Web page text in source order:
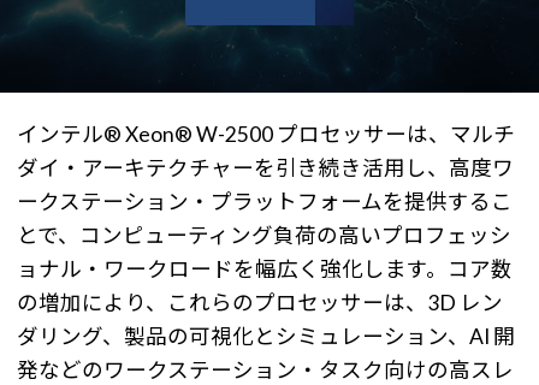
インテル® Xeon® W-2500 プロセッサーは、マルチ
ダイ・アーキテクチャーを引き続き活用し、高度ワ
ークステーション・プラットフォームを提供するこ
とで、コンピューティング負荷の高いプロフェッシ
ョナル・ワークロードを幅広く強化します。コア数
の増加により、これらのプロセッサーは、3D レン
ダリング、製品の可視化とシミュレーション、AI 開
発などのワークステーション・タスク向けの高スレ